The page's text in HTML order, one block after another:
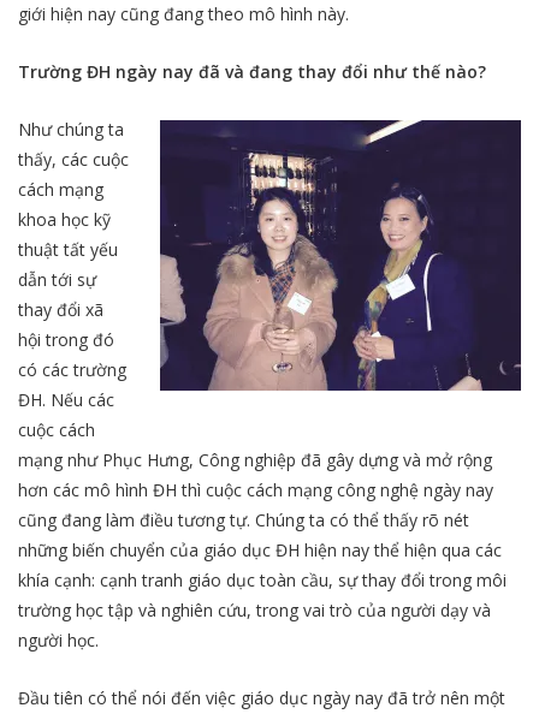
giới hiện nay cũng đang theo mô hình này.
Trường ĐH ngày nay đã và đang thay đổi như thế nào?
Như chúng ta
thấy, các cuộc
cách mạng
khoa học kỹ
thuật tất yếu
dẫn tới sự
thay đổi xã
hội trong đó
có các trường
ĐH. Nếu các
cuộc cách
mạng như Phục Hưng, Công nghiệp đã gây dựng và mở rộng
hơn các mô hình ĐH thì cuộc cách mạng công nghệ ngày nay
cũng đang làm điều tương tự. Chúng ta có thể thấy rõ nét
những biến chuyển của giáo dục ĐH hiện nay thể hiện qua các
khía cạnh: cạnh tranh giáo dục toàn cầu, sự thay đổi trong môi
trường học tập và nghiên cứu, trong vai trò của người dạy và
người học.
Đầu tiên có thể nói đến việc giáo dục ngày nay đã trở nên một